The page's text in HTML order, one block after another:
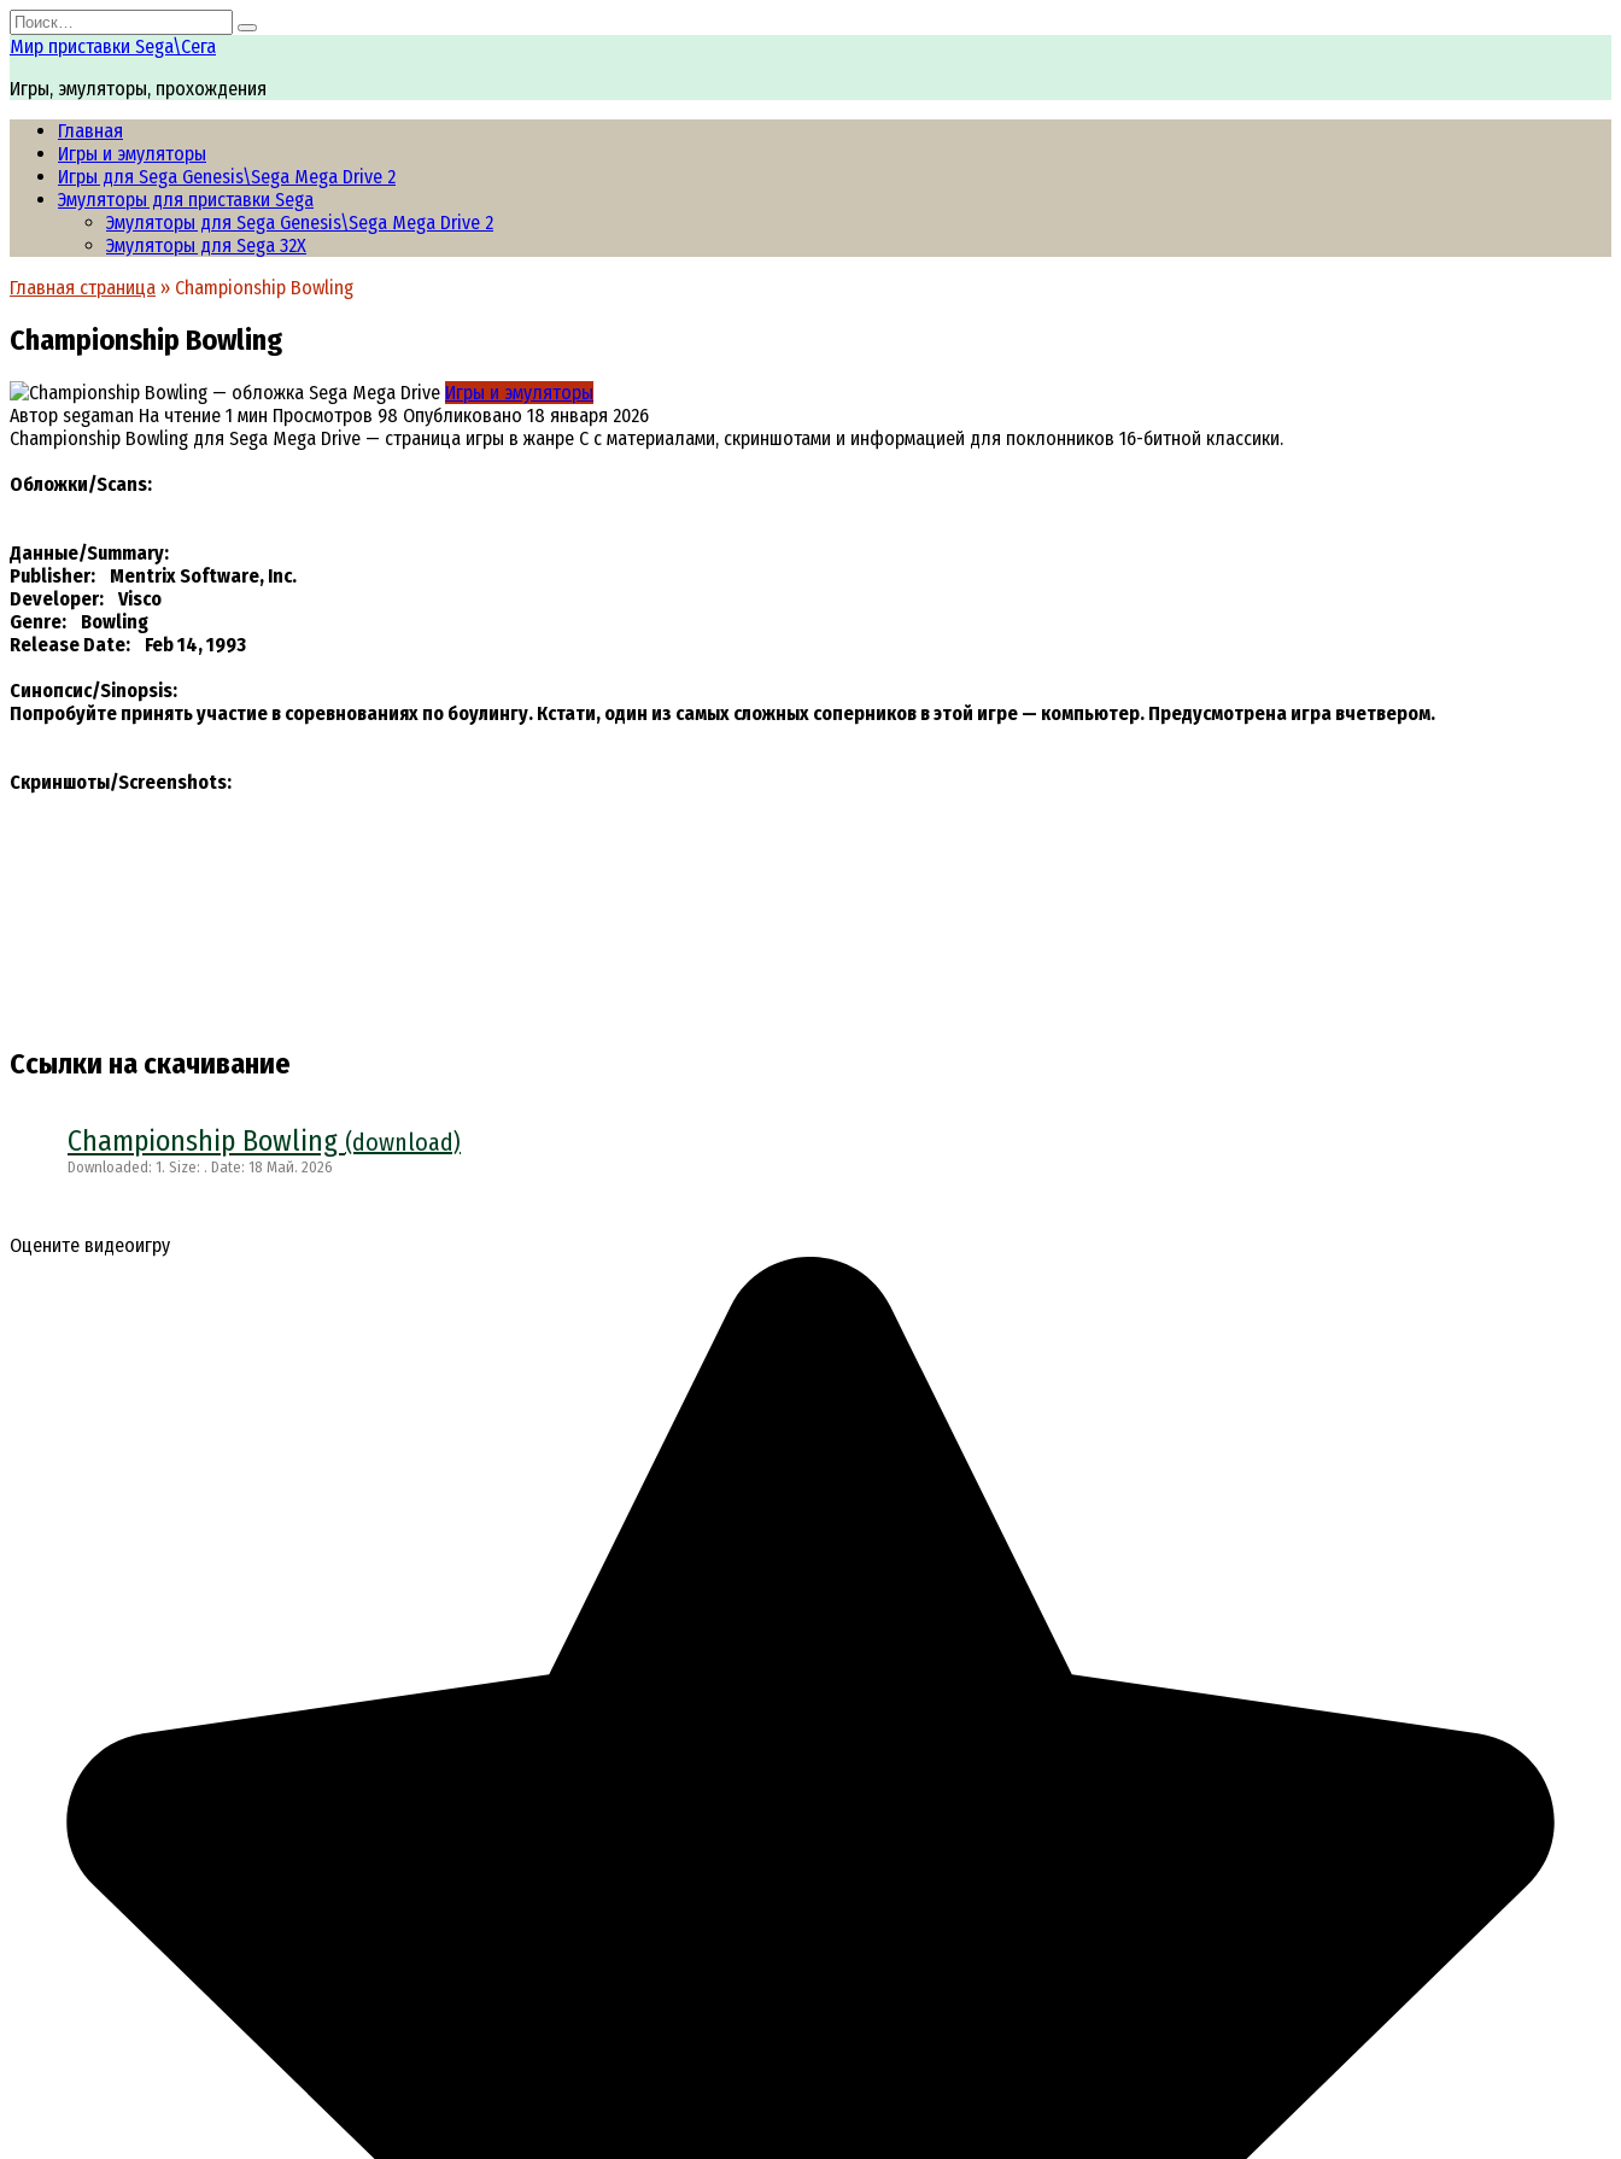
Перейти
к
содержанию
Search
for:
Мир приставки Sega\Сега
Игры, эмуляторы, прохождения
Главная
Игры и эмуляторы
Игры для Sega Genesis\Sega Mega Drive 2
Эмуляторы для приставки Sega
Эмуляторы для Sega Genesis\Sega Mega Drive 2
Эмуляторы для Sega 32X
Главная страница » Championship Bowling
Championship Bowling
Игры и эмуляторы
Автор segaman На чтение 1 мин Просмотров 98 Опубликовано 18 января 2026
Championship Bowling для Sega Mega Drive — страница игры в жанре C с материалами, скриншотами и информацией для поклонников 16-битной классики.
Обложки/Scans:
Данные/Summary:
Publisher: Mentrix Software, Inc.
Developer: Visco
Genre: Bowling
Release Date: Feb 14, 1993
Синопсис/Sinopsis:
Попробуйте принять участие в соревнованиях по боулингу. Кстати, один из самых сложных соперников в этой игре — компьютер. Предусмотрена игра вчетвером.
Скриншоты/Screenshots:
Ссылки на скачивание
Championship Bowling (download)
Downloaded: 1. Size: . Date: 18 Май. 2026
Оцените видеоигру